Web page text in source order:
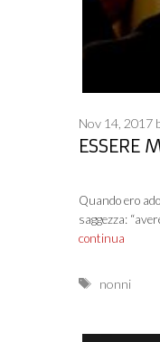
ESSERE
Nov 14, 2017
Quando ero
saggezza:
continua
Tags
nonni